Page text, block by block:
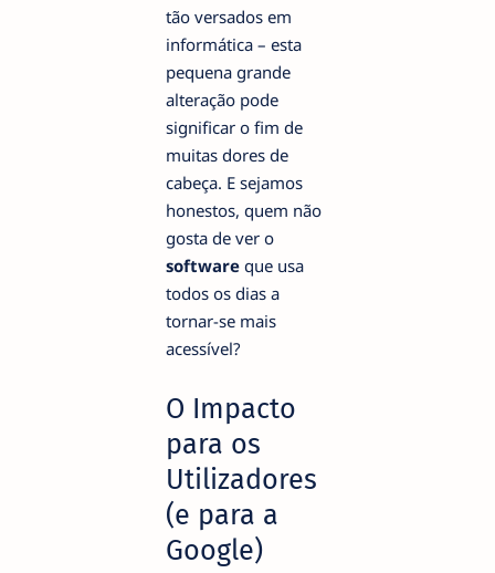
tão versados em
informática – esta
pequena grande
alteração pode
significar o fim de
muitas dores de
cabeça. E sejamos
honestos, quem não
gosta de ver o
software que usa
todos os dias a
tornar-se mais
acessível?
O Impacto
para os
Utilizadores
(e para a
Google)